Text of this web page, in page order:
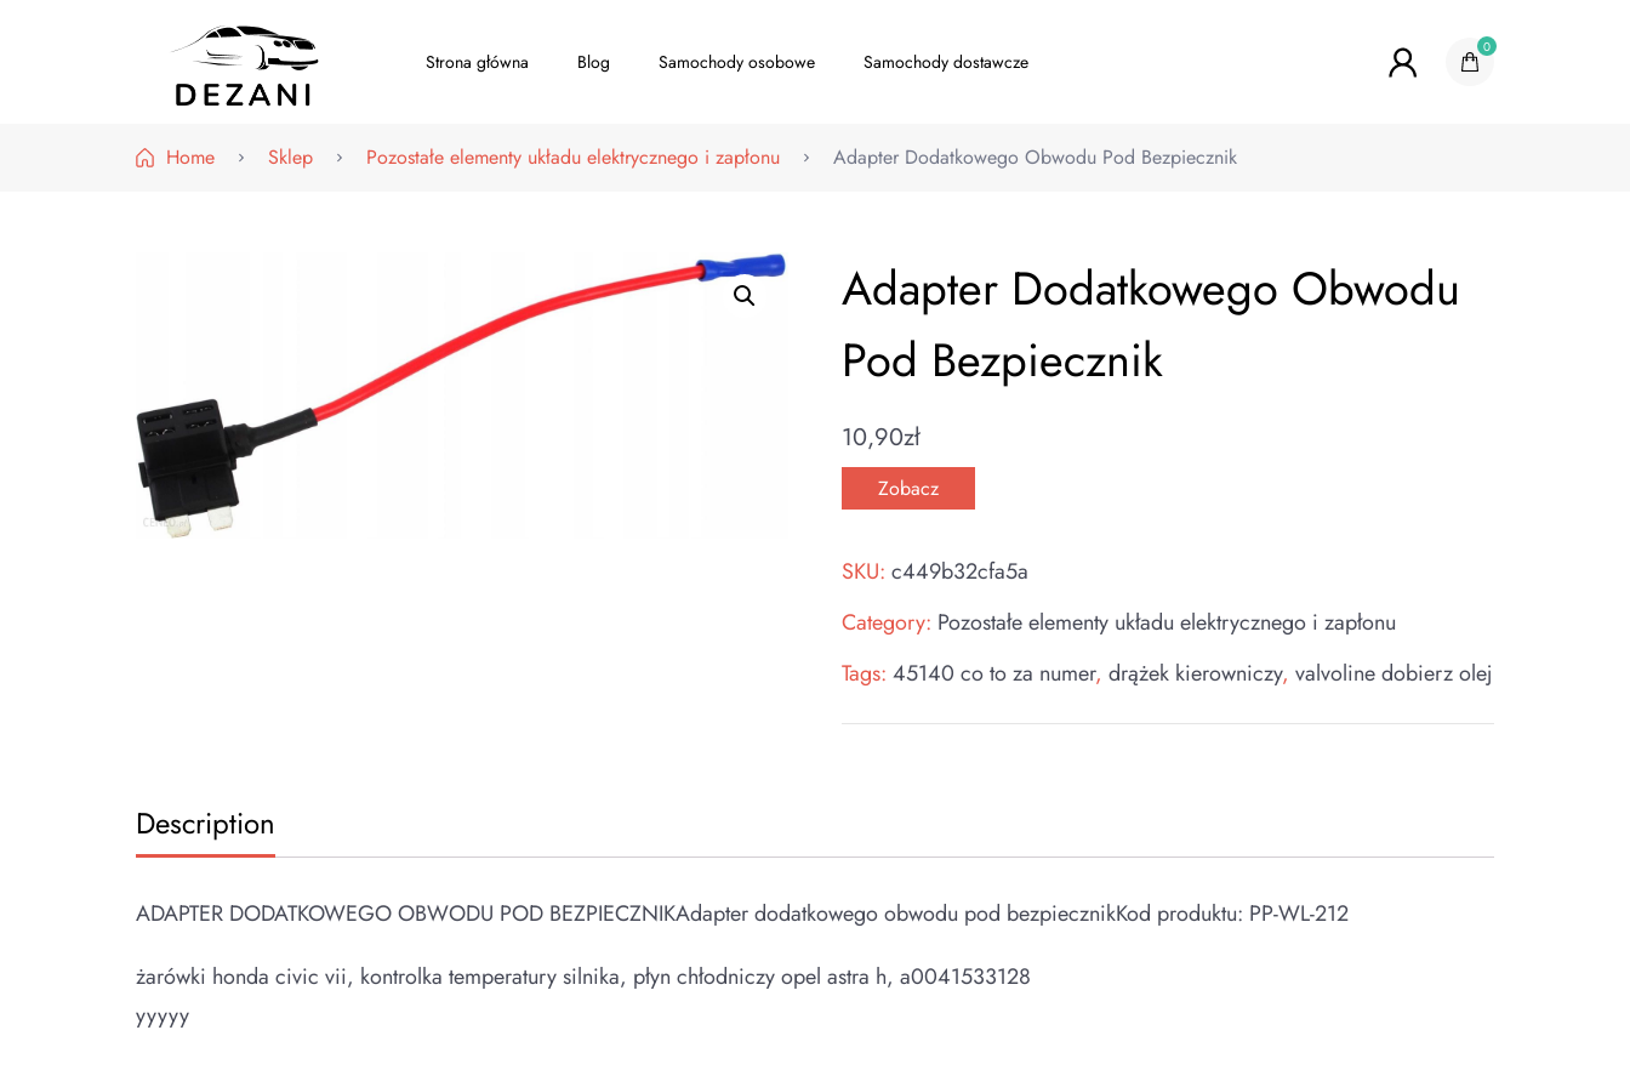
Strona główna Blog Samochody osobowe Samochody dostawcze
0
Home Sklep Pozostałe elementy układu elektrycznego i zapłonu Adapter Dodatkowego Obwodu Pod Bezpiecznik
Adapter Dodatkowego Obwodu
Pod Bezpiecznik
10,90zł
Zobacz
SKU:c449b32cfa5a
Category: Pozostałe elementy układu elektrycznego i zapłonu
Tags:45140 co to za numer,drążek kierowniczy,valvoline dobierz olej
Description
ADAPTER DODATKOWEGO OBWODU POD BEZPIECZNIKAdapter dodatkowego obwodu pod bezpiecznikKod produktu: PP-WL-212
żarówki honda civic vii, kontrolka temperatury silnika, płyn chłodniczy opel astra h, a0041533128
yyyyy